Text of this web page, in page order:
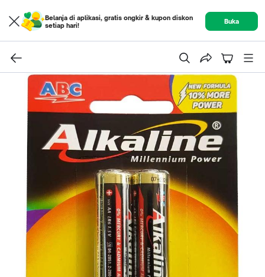
Belanja di aplikasi, gratis ongkir & kupon diskon
setiap hari!
Buka